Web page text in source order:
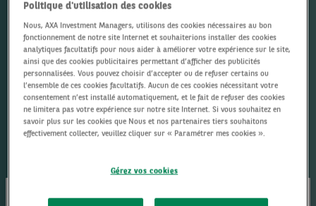
Mentions légales
Politique d'utilisation des cookies
Nous, AXA Investment Managers, utilisons des cookies nécessaires au bon
fonctionnement de notre site Internet et souhaiterions installer des cookies
analytiques facultatifs pour nous aider à améliorer votre expérience sur le site,
ainsi que des cookies publicitaires permettant d’afficher des publicités
personnalisées. Vous pouvez choisir d’accepter ou de refuser certains ou
l’ensemble de ces cookies facultatifs. Aucun de ces cookies nécessitant votre
consentement n’est installé automatiquement, et le fait de refuser des cookies
ne limitera pas votre expérience sur notre site Internet. Si vous souhaitez en
savoir plus sur les cookies que Nous et nos partenaires tiers souhaitons
effectivement collecter, veuillez cliquer sur « Paramétrer mes cookies ».
Gérez vos cookies